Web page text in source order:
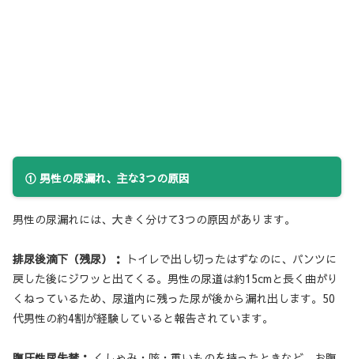
① 男性の尿漏れ、主な3つの原因
男性の尿漏れには、大きく分けて3つの原因があります。
排尿後滴下（残尿）： トイレで出し切ったはずなのに、パンツに
戻した後にジワッと出てくる。男性の尿道は約15cmと長く曲がり
くねっているため、尿道内に残った尿が後から漏れ出します。50
代男性の約4割が経験していると報告されています。